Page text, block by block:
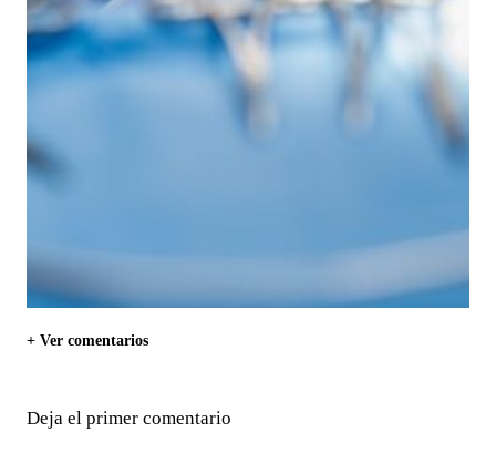
+ Ver comentarios
Deja el primer comentario